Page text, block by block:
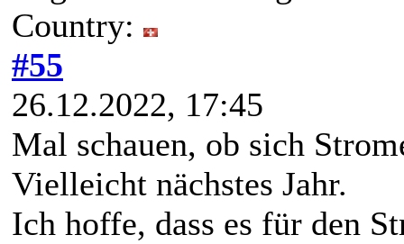
Country:
#55
26.12.2022, 17:45
Mal schauen, ob sich
Vielleicht nächstes Jahr.
Ich hoffe, dass es für den